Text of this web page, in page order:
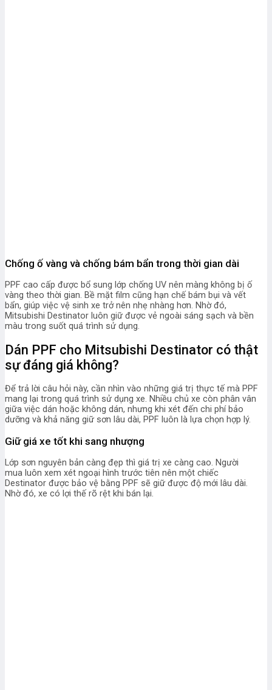
Chống ố vàng và chống bám bẩn trong thời gian dài
PPF cao cấp được bổ sung lớp chống UV nên màng không bị ố
vàng theo thời gian. Bề mặt film cũng hạn chế bám bụi và vết
bẩn, giúp việc vệ sinh xe trở nên nhẹ nhàng hơn. Nhờ đó,
Mitsubishi Destinator luôn giữ được vẻ ngoài sáng sạch và bền
màu trong suốt quá trình sử dụng.
Dán PPF cho Mitsubishi Destinator có thật
sự đáng giá không?
Để trả lời câu hỏi này, cần nhìn vào những giá trị thực tế mà PPF
mang lại trong quá trình sử dụng xe. Nhiều chủ xe còn phân vân
giữa việc dán hoặc không dán, nhưng khi xét đến chi phí bảo
dưỡng và khả năng giữ sơn lâu dài, PPF luôn là lựa chọn hợp lý.
Giữ giá xe tốt khi sang nhượng
Lớp sơn nguyên bản càng đẹp thì giá trị xe càng cao. Người
mua luôn xem xét ngoại hình trước tiên nên một chiếc
Destinator được bảo vệ bằng PPF sẽ giữ được độ mới lâu dài.
Nhờ đó, xe có lợi thế rõ rệt khi bán lại.